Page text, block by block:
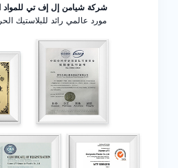
شركة شيامن إل إف تي للمواد
مورد عالمي رائد للبلاستيك